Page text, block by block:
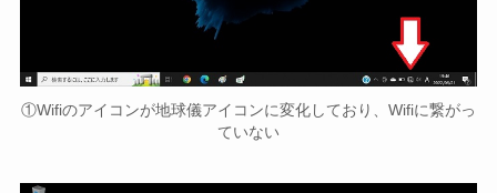
①Wifiのアイコンが地球儀アイコンに変化しており、Wifiに繋がっ
ていない